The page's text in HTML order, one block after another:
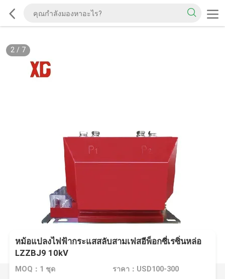
2/ 7
หม้อแปลงไฟฟ้ากระแสสลับสามเฟสอีพ็อกซี่เรซิ่นหล่อ
LZZBJ9 10kV
MOQ：1 ชุด ราคา：USD100-300